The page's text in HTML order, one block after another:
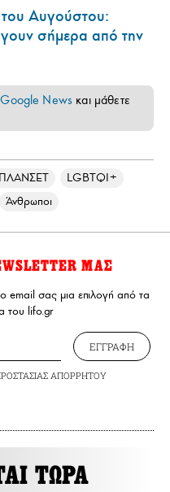
Αυγούστου:
σήμερα από την
Google News και μάθετε
LGBTQI+
Άνθρωποι
ΜΑΣ
email σας μια επιλογή από τα
του lifo.gr
ΕΓΓΡΑΦΗ
ΑΠΟΡΡΗΤΟΥ
ΤΩΡΑ